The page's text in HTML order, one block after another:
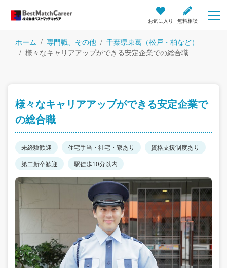
お気に入り 無料相談
ホーム 専門職、その他
千葉県東葛（松戸・柏など）
様々なキャリアアップができる安定企業での総合職
様々なキャリアアップができる安定企業で
の総合職
未経験歓迎 住宅手当・社宅・寮あり
資格支援制度あり
第二新卒歓迎
駅徒歩10分以内